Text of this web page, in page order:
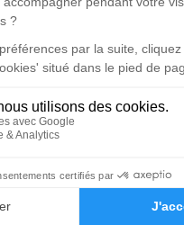
d’arbre hommage
.
Je rends